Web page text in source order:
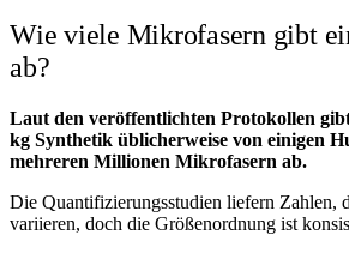
Wie viele Mikrofasern gibt
ab?
Laut den veröffentlichten Protokollen
kg Synthetik üblicherweise von einigen
mehreren Millionen Mikrofasern ab.
Die Quantifizierungsstudien liefern Zahlen,
variieren, doch die Größenordnung ist